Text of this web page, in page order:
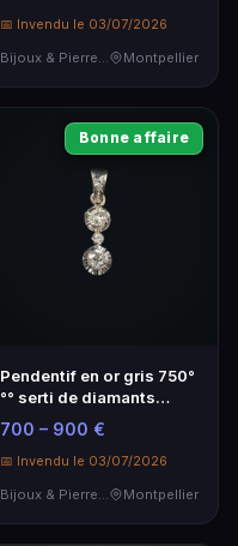
📅 Invendu le 03/07/2026
Bijoux & Pierres Précieuses
Montpellier
Bonne affaire
Pendentif en or gris 750°
°° serti de diamants
anciens – Bijou de
collection
700 – 900 €
📅 Invendu le 03/07/2026
Bijoux & Pierres Précieuses
Montpellier